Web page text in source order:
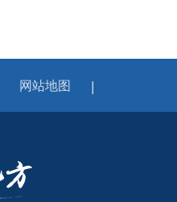
网站地图